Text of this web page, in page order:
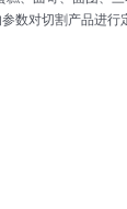
参数对切割产品进行